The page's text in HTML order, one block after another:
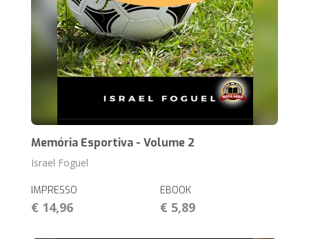
Memória Esportiva - Volume 2
Israel Foguel
IMPRESSO
€ 14,96
EBOOK
€ 5,89